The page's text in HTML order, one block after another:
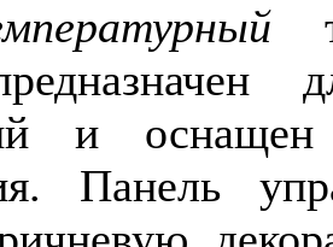
и оснащен
Панель